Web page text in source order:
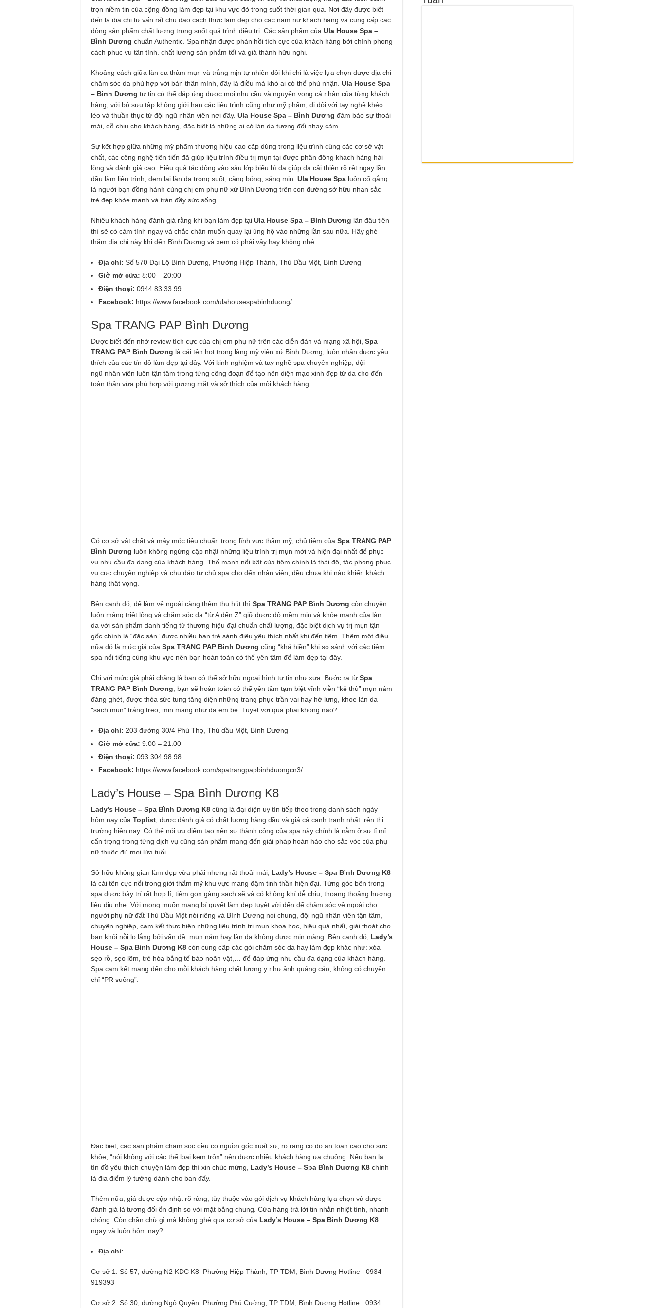
Trung Tâm Đào Tạo Sát Hạch Lái Xe C1 Uy Tín Tại Thành Phố Thủ Đức, TP.HCM
Dịch Vụ Sửa Chữa Ô Tô Tại Nhà Phường Hòa Hưng
trọn niềm tin của cộng đồng làm đẹp tại khu vực đỏ trong suốt thời gian qua. Nơi đây được biết
đến là địa chỉ tư vấn rất chu đáo cách thức làm đẹp cho các nam nữ khách hàng và cung cấp các
dòng sản phẩm chất lượng trong suốt quá trình điều trị. Các sản phẩm của Ula House Spa –
Bình Dương chuẩn Authentic. Spa nhận được phản hồi tích cực của khách hàng bởi chính phong
cách phục vụ tận tình, chất lượng sản phẩm tốt và giá thành hữu nghị.
Khoảng cách giữa làn da thâm mụn và trắng mịn tự nhiên đôi khi chỉ là việc lựa chọn được địa chỉ
chăm sóc da phù hợp với bản thân mình, đây là điều mà khó ai có thể phủ nhận. Ula House Spa
– Bình Dương tự tin có thể đáp ứng được mọi nhu cầu và nguyện vọng cá nhân của từng khách
hàng, với bộ sưu tập không giới hạn các liệu trình cũng như mỹ phẩm, đi đôi với tay nghề khéo
léo và thuần thục từ đội ngũ nhân viên nơi đây. Ula House Spa – Bình Dương đảm bảo sự thoải
mái, dễ chịu cho khách hàng, đặc biệt là những ai có làn da tương đối nhạy cảm.
Sự kết hợp giữa những mỹ phẩm thương hiệu cao cấp dùng trong liệu trình cùng các cơ sở vật
chất, các công nghệ tiên tiến đã giúp liệu trình điều trị mụn tại được phần đông khách hàng hài
lòng và đánh giá cao. Hiệu quả tác động vào sâu lớp biểu bì da giúp da cải thiện rõ rệt ngay lần
đầu làm liệu trình, đem lại làn da trong suốt, căng bóng, sáng mịn. Ula House Spa luôn cố gắng
là người bạn đồng hành cùng chị em phụ nữ xứ Bình Dương trên con đường sở hữu nhan sắc
trẻ đẹp khỏe mạnh và tràn đầy sức sống.
Nhiều khách hàng đánh giá rằng khi bạn làm đẹp tại Ula House Spa – Bình Dương lần đầu tiên
thì sẽ có cảm tình ngay và chắc chắn muốn quay lại ủng hộ vào những lần sau nữa. Hãy ghé
thăm địa chỉ này khi đến Bình Dương và xem có phải vậy hay không nhé.
Địa chỉ: Số 570 Đại Lộ Bình Dương, Phường Hiệp Thành, Thủ Dầu Một, Bình Dương
Giờ mở cửa: 8:00 – 20:00
Điện thoại: 0944 83 33 99
Facebook: https://www.facebook.com/ulahousespabinhduong/
Spa TRANG PAP Bình Dương
Được biết đến nhờ review tích cực của chị em phụ nữ trên các diễn đàn và mạng xã hội, Spa
TRANG PAP Bình Dương là cái tên hot trong làng mỹ viện xứ Bình Dương, luôn nhận được yêu
thích của các tín đồ làm đẹp tại đây. Với kinh nghiệm và tay nghề spa chuyên nghiệp, đội
ngũ nhân viên luôn tận tâm trong từng công đoạn để tạo nên diện mạo xinh đẹp từ da cho đến
toàn thân vừa phù hợp với gương mặt và sở thích của mỗi khách hàng.
Có cơ sở vật chất và máy móc tiêu chuẩn trong lĩnh vực thẩm mỹ, chủ tiệm của Spa TRANG PAP
Bình Dương luôn không ngừng cập nhật những liệu trình trị mụn mới và hiện đại nhất để phục
vụ nhu cầu đa dạng của khách hàng. Thế mạnh nổi bật của tiệm chính là thái độ, tác phong phục
vụ cực chuyên nghiệp và chu đáo từ chủ spa cho đến nhân viên, đều chưa khi nào khiến khách
hàng thất vọng.
Bên cạnh đó, để làm vẻ ngoài càng thêm thu hút thì Spa TRANG PAP Bình Dương còn chuyên
luôn mảng triệt lông và chăm sóc da “từ A đến Z” giữ được độ mềm mịn và khỏe mạnh của làn
da với sản phẩm danh tiếng từ thương hiệu đạt chuẩn chất lượng, đặc biệt dịch vụ trị mụn tận
gốc chính là “đặc sản” được nhiều bạn trẻ sành điệu yêu thích nhất khi đến tiệm. Thêm một điều
nữa đó là mức giá của Spa TRANG PAP Bình Dương cũng “khá hiền” khi so sánh với các tiệm
spa nổi tiếng cùng khu vực nên bạn hoàn toàn có thể yên tâm để làm đẹp tại đây.
Chỉ với mức giá phải chăng là bạn có thể sở hữu ngoại hình tự tin như xưa. Bước ra từ Spa
TRANG PAP Bình Dương , bạn sẽ hoàn toàn có thể yên tâm tạm biệt vĩnh viễn “kẻ thù” mụn nám
đáng ghét, được thỏa sức tung tăng diện những trang phục trần vai hay hở lưng, khoe làn da
“sạch mụn” trắng trẻo, mịn màng như da em bé. Tuyệt vời quá phải không nào?
Địa chỉ: 203 đường 30/4 Phú Thọ, Thủ dầu Một, Bình Dương
Giờ mở cửa: 9:00 – 21:00
Điện thoại: 093 304 98 98
Facebook: https://www.facebook.com/spatrangpapbinhduongcn3/
Lady’s House – Spa Bình Dương K8
Lady’s House – Spa Bình Dương K8 cũng là đại diện uy tín tiếp theo trong danh sách ngày
hôm nay của Toplist , được đánh giá có chất lượng hàng đầu và giá cả cạnh tranh nhất trên thị
trường hiện nay. Có thể nói ưu điểm tạo nên sự thành công của spa này chính là nằm ở sự tỉ mỉ
cẩn trọng trong từng dịch vụ cũng sản phẩm mang đến giải pháp hoàn hảo cho sắc vóc của phụ
nữ thuộc đủ mọi lứa tuổi.
Sở hữu không gian làm đẹp vừa phải nhưng rất thoải mái, Lady’s House – Spa Bình Dương K8
là cái tên cực nổi trong giới thẩm mỹ khu vực mang đậm tinh thần hiện đại. Từng góc bên trong
spa được bày trí rất hợp lí, tiệm gọn gàng sạch sẽ và có không khí dễ chịu, thoang thoảng hương
liệu dịu nhẹ. Với mong muốn mang bí quyết làm đẹp tuyệt vời đến để chăm sóc vẻ ngoài cho
người phụ nữ đất Thủ Dầu Một nói riêng và Bình Dương nói chung, đội ngũ nhân viên tận tâm,
chuyên nghiệp, cam kết thực hiện những liệu trình trị mụn khoa học, hiệu quả nhất, giải thoát cho
bạn khỏi nỗi lo lắng bởi vấn đề mụn nám hay làn da không được mịn màng. Bên cạnh đó, Lady’s
House – Spa Bình Dương K8 còn cung cấp các gói chăm sóc da hay làm đẹp khác như: xóa
sẹo rỗ, sẹo lõm, trẻ hóa bằng tế bào noãn vật,… để đáp ứng nhu cầu đa dạng của khách hàng.
Spa cam kết mang đến cho mỗi khách hàng chất lượng y như ảnh quảng cáo, không có chuyện
chỉ “PR suông”.
Đặc biệt, các sản phẩm chăm sóc đều có nguồn gốc xuất xứ, rõ ràng có độ an toàn cao cho sức
khỏe, “nói không với các thể loại kem trộn” nên được nhiều khách hàng ưa chuộng. Nếu bạn là
tín đồ yêu thích chuyện làm đẹp thì xin chúc mừng, Lady’s House – Spa Bình Dương K8 chính
là địa điểm lý tưởng dành cho bạn đấy.
Thêm nữa, giá được cập nhật rõ ràng, tùy thuộc vào gói dịch vụ khách hàng lựa chọn và được
đánh giá là tương đối ổn định so với mặt bằng chung. Cửa hàng trả lời tin nhắn nhiệt tình, nhanh
chóng. Còn chần chừ gì mà không ghé qua cơ sở của Lady’s House – Spa Bình Dương K8
ngay và luôn hôm nay?
Địa chỉ:
Cơ sở 1: Số 57, đường N2 KDC K8, Phường Hiệp Thành, TP TDM, Bình Dương Hotline : 0934
919393
Cơ sở 2: Số 30, đường Ngô Quyền, Phường Phú Cường, TP TDM, Bình Dương Hotline : 0934